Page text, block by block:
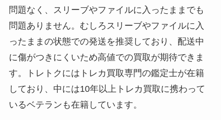
問題なく、スリーブやファイルに入ったままでも
問題ありません。むしろスリーブやファイルに入
ったままの状態での発送を推奨しており、配送中
に傷がつきにくいため高値での買取が期待できま
す。トレトクにはトレカ買取専門の鑑定士が在籍
しており、中には10年以上トレカ買取に携わって
いるベテランも在籍しています。